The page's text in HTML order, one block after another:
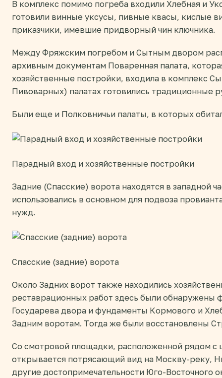
В комплекс помимо погреба входили Хлебная и
готовили винные уксусы, пивные квасы, кислые
приказчики, имевшие придворный чин ключника.
Между Фряжским погребом и Сытным двором
архивным документам Поваренная палата,
хозяйственные постройки, входила в комплекс
Пивоварных) палатах готовились традиционные
Были еще и Полковничьи палаты, в которых
Парадный вход и хозяйственные постройки
Задние (Спасские) ворота находятся в западной
использовались в основном для подвоза
нужд.
Спасские (задние) ворота
Около Задних ворот также находились
реставрационных работ здесь были
Государева двора и фундаменты Кормового и
Задним воротам. Тогда же были восстановлены
Со смотровой площадки, расположенной рядом с
открывается потрясающий вид на Москву-реку,
другие достопримечательности Юго-Восточного